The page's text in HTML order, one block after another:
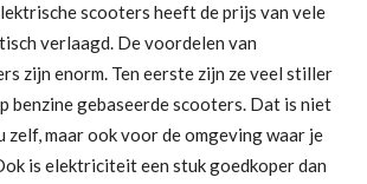
scooters heeft de prijs van vele
verlaagd. De voordelen van
zijn enorm. Ten eerste zijn ze veel stiller
benzine gebaseerde scooters. Dat is niet
zelf, maar ook voor de omgeving waar je
is elektriciteit een stuk goedkoper dan